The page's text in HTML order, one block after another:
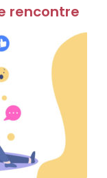
rencontre